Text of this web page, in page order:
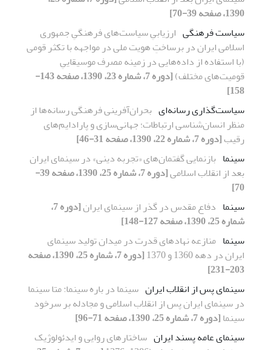
1390، صفحه 39-70]
سیاست‌ فرهنگی ارزیابیِ سیاست‌های فرهنگیِ جمهوری
اسلامی ایران در برساختِ هویت ملی در مواجهه با تکثر قومی
(با استفاده از داده‌هایی در زمینه مصرف موسیقاییِ
قومیت‌های مختلف)
[دوره 7، شماره 23، 1390، صفحه 143-
158]
سیاست‌گذاری رسانه‌ای بحران‌آفرینی فرهنگی رسانه‌ها از
منظر انسان‌شناسی ارتباطات؛ جهانی‌سازی و پارادایم‌های
رقیب[دوره 7، شماره 22، 1390، صفحه 31-46]
سینما بازنمایی گفتمان‌های «تجربه دینی» در سینمای ایران
بعد از انقلاب اسلامی
[دوره 7، شماره 25، 1390، صفحه 39-
70]
سینما دفاع مقدس در گذر از سینمای ایران
[دوره 7،
شماره 25، 1390، صفحه 127-148]
سینما منازعه نهادهای قدرت در میدان تولید سینمای
ایران در دهه 1360 و 1370
[دوره 7، شماره 25، 1390، صفحه
203-231]
سینمای پس از انقلاب ایران سینما در باره سینما: متا سینما
در سینمای ایران پس از انقلاب اسلامی و مجادله بر سرخود
سینما[دوره 7، شماره 25، 1390، صفحه 71-96]
سینمای عامه پسند ایران ساختارهای روایی و ایدئولوژیک